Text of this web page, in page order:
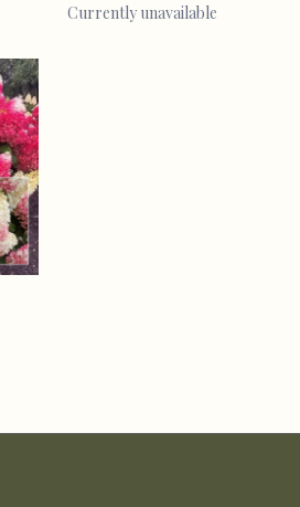
Currently unavailable